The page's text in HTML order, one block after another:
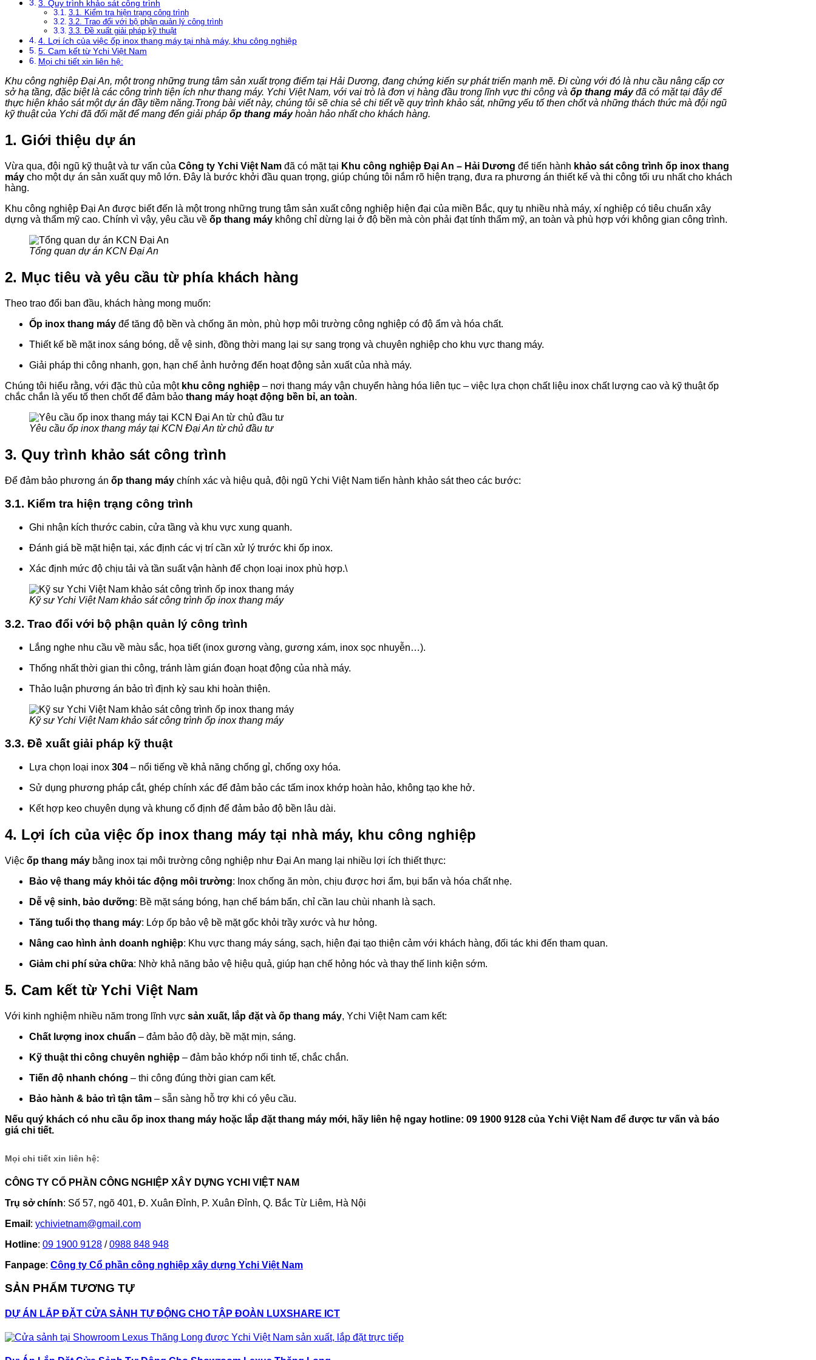
3. Quy trình khảo sát công trình
3.1. Kiểm tra hiện trạng công trình
3.2. Trao đổi với bộ phận quản lý công trình
3.3. Đề xuất giải pháp kỹ thuật
4. Lợi ích của việc ốp inox thang máy tại nhà máy, khu công nghiệp
5. Cam kết từ Ychi Việt Nam
Mọi chi tiết xin liên hệ:
Khu công nghiệp Đại An, một trong những trung tâm sản xuất trọng điểm tại Hải Dương, đang chứng kiến sự phát triển mạnh mẽ. Đi cùng với đó là nhu cầu nâng cấp cơ
sở hạ tầng, đặc biệt là các công trình tiện ích như thang máy. Ychi Việt Nam, với vai trò là đơn vị hàng đầu trong lĩnh vực thi công và ốp thang máyđã có mặt tại đây để
thực hiện khảo sát một dự án đầy tiềm năng.Trong bài viết này, chúng tôi sẽ chia sẻ chi tiết về quy trình khảo sát, những yếu tố then chốt và những thách thức mà đội ngũ
kỹ thuật của Ychi đã đối mặt để mang đến giải pháp ốp thang máyhoàn hảo nhất cho khách hàng.
1. Giới thiệu dự án
Vừa qua, đội ngũ kỹ thuật và tư vấn của Công ty Ychi Việt Nam đã có mặt tại Khu công nghiệp Đại An – Hải Dương để tiến hành khảo sát công trình ốp inox thang
máy cho một dự án sản xuất quy mô lớn. Đây là bước khởi đầu quan trọng, giúp chúng tôi nắm rõ hiện trạng, đưa ra phương án thiết kế và thi công tối ưu nhất cho khách
hàng.
Khu công nghiệp Đại An được biết đến là một trong những trung tâm sản xuất công nghiệp hiện đại của miền Bắc, quy tụ nhiều nhà máy, xí nghiệp có tiêu chuẩn xây
dựng và thẩm mỹ cao. Chính vì vậy, yêu cầu về ốp thang máy không chỉ dừng lại ở độ bền mà còn phải đạt tính thẩm mỹ, an toàn và phù hợp với không gian công trình.
Tổng quan dự án KCN Đại An
2. Mục tiêu và yêu cầu từ phía khách hàng
Theo trao đổi ban đầu, khách hàng mong muốn:
Ốp inox thang máy để tăng độ bền và chống ăn mòn, phù hợp môi trường công nghiệp có độ ẩm và hóa chất.
Thiết kế bề mặt inox sáng bóng, dễ vệ sinh, đồng thời mang lại sự sang trọng và chuyên nghiệp cho khu vực thang máy.
Giải pháp thi công nhanh, gọn, hạn chế ảnh hưởng đến hoạt động sản xuất của nhà máy.
Chúng tôi hiểu rằng, với đặc thù của một khu công nghiệp – nơi thang máy vận chuyển hàng hóa liên tục – việc lựa chọn chất liệu inox chất lượng cao và kỹ thuật ốp
chắc chắn là yếu tố then chốt để đảm bảo thang máy hoạt động bền bỉ, an toàn.
Yêu cầu ốp inox thang máy tại KCN Đại An từ chủ đầu tư
3. Quy trình khảo sát công trình
Để đảm bảo phương án ốp thang máy chính xác và hiệu quả, đội ngũ Ychi Việt Nam tiến hành khảo sát theo các bước:
3.1. Kiểm tra hiện trạng công trình
Ghi nhận kích thước cabin, cửa tầng và khu vực xung quanh.
Đánh giá bề mặt hiện tại, xác định các vị trí cần xử lý trước khi ốp inox.
Xác định mức độ chịu tải và tần suất vận hành để chọn loại inox phù hợp.\
Kỹ sư Ychi Việt Nam khảo sát công trình ốp inox thang máy
3.2. Trao đổi với bộ phận quản lý công trình
Lắng nghe nhu cầu về màu sắc, họa tiết (inox gương vàng, gương xám, inox sọc nhuyễn…).
Thống nhất thời gian thi công, tránh làm gián đoạn hoạt động của nhà máy.
Thảo luận phương án bảo trì định kỳ sau khi hoàn thiện.
Kỹ sư Ychi Việt Nam khảo sát công trình ốp inox thang máy
3.3. Đề xuất giải pháp kỹ thuật
Lựa chọn loại inox 304 – nổi tiếng về khả năng chống gỉ, chống oxy hóa.
Sử dụng phương pháp cắt, ghép chính xác để đảm bảo các tấm inox khớp hoàn hảo, không tạo khe hở.
Kết hợp keo chuyên dụng và khung cố định để đảm bảo độ bền lâu dài.
4. Lợi ích của việc ốp inox thang máy tại nhà máy, khu công nghiệp
Việc ốp thang máy bằng inox tại môi trường công nghiệp như Đại An mang lại nhiều lợi ích thiết thực:
Bảo vệ thang máy khỏi tác động môi trường: Inox chống ăn mòn, chịu được hơi ẩm, bụi bẩn và hóa chất nhẹ.
Dễ vệ sinh, bảo dưỡng: Bề mặt sáng bóng, hạn chế bám bẩn, chỉ cần lau chùi nhanh là sạch.
Tăng tuổi thọ thang máy: Lớp ốp bảo vệ bề mặt gốc khỏi trầy xước và hư hỏng.
Nâng cao hình ảnh doanh nghiệp: Khu vực thang máy sáng, sạch, hiện đại tạo thiện cảm với khách hàng, đối tác khi đến tham quan.
Giảm chi phí sửa chữa: Nhờ khả năng bảo vệ hiệu quả, giúp hạn chế hỏng hóc và thay thế linh kiện sớm.
5. Cam kết từ Ychi Việt Nam
Với kinh nghiệm nhiều năm trong lĩnh vực sản xuất, lắp đặt và ốp thang máy, Ychi Việt Nam cam kết:
Chất lượng inox chuẩn – đảm bảo độ dày, bề mặt mịn, sáng.
Kỹ thuật thi công chuyên nghiệp – đảm bảo khớp nối tinh tế, chắc chắn.
Tiến độ nhanh chóng – thi công đúng thời gian cam kết.
Bảo hành & bảo trì tận tâm – sẵn sàng hỗ trợ khi có yêu cầu.
Nếu quý khách có nhu cầu ốp inox thang máy hoặc lắp đặt thang máy mới, hãy liên hệ ngay hotline: 09 1900 9128 của Ychi Việt Nam để được tư vấn và báo
giá chi tiết.
Mọi chi tiết xin liên hệ:
CÔNG TY CỔ PHẦN CÔNG NGHIỆP XÂY DỰNG YCHI VIỆT NAM
Trụ sở chính: Số 57, ngõ 401, Đ. Xuân Đỉnh, P. Xuân Đỉnh, Q. Bắc Từ Liêm, Hà Nội
Email : ychivietnam@gmail.com
Hotline: 09 1900 9128 /0988 848 948
Fanpage: Công ty Cổ phần công nghiệp xây dựng Ychi Việt Nam
SẢN PHẨM TƯƠNG TỰ
DỰ ÁN LẮP ĐẶT CỬA SẢNH TỰ ĐỘNG CHO TẬP ĐOÀN LUXSHARE ICT